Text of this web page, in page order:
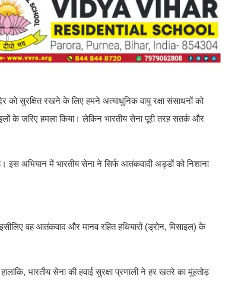
सुरक्षित रखने के लिए हमने अत्याधुनिक वायु रक्षा संसाधनों को
के ज़रिए हमला किया। लेकिन भारतीय सेना पूरी तरह सतर्क और
अभियान में भारतीय सेना ने सिर्फ आतंकवादी अड्डों को निशाना
वह आतंकवाद और मानव रहित हथियारों (ड्रोन, मिसाइल) के
भारतीय सेना की हवाई सुरक्षा प्रणाली ने हर खतरे का मुंहतोड़